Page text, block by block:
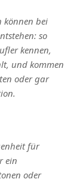
können bei
so
kennen,
und kommen
oder gar
für
ein
oder